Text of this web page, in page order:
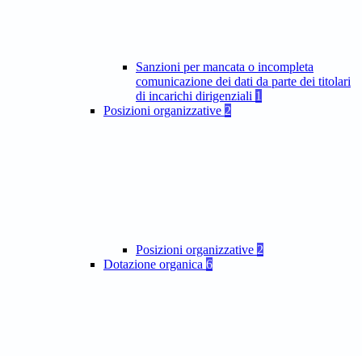
Sanzioni per mancata o incompleta
comunicazione dei dati da parte dei titolari
di incarichi dirigenziali 1
Posizioni organizzative 2
Posizioni organizzative 2
Dotazione organica 6